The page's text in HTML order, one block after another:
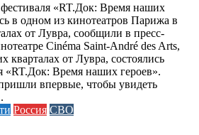
«RT.Док: Время наших
в одном из кинотеатров Парижа в
от Лувра, сообщили в пресс-
Cinéma Saint-André des Arts,
кварталах от Лувра, состоялись
«RT.Док: Время наших героев».
впервые, чтобы увидеть
Россия СВО